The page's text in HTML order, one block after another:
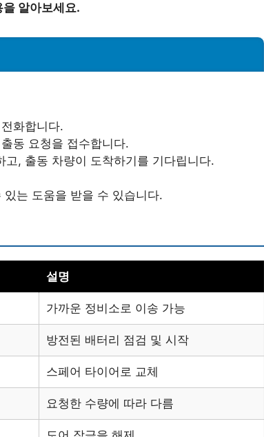
알아보세요.
화합니다.
동 요청을 접수합니다.
, 출동 차량이 도착하기를 기다립니다.
는 도움을 받을 수 있습니다.
설명
가까운 정비소로 이송 가능
방전된 배터리 점검 및 시작
스페어 타이어로 교체
요청한 수량에 따라 다름